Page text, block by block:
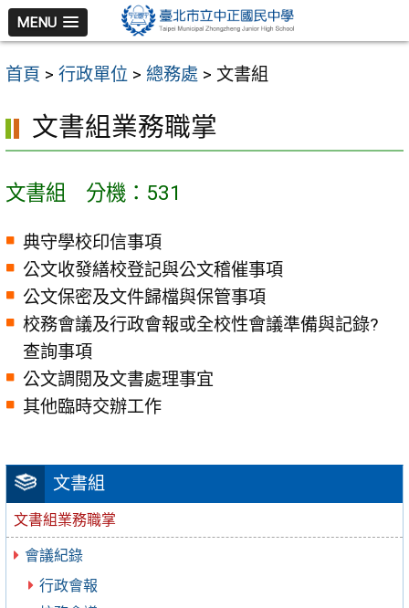
跳
至
主
內
容
區
MENU
首頁 > 行政單位 > 總務處 > 文書組
文書組
文書組業務職掌
會議紀錄
行政會報
文書組業務職掌
文書組 分機：531
典守學校印信事項
公文收發繕校登記與公文稽催事項
公文保密及文件歸檔與保管事項
校務會議及行政會報或全校性會議準備與記錄?
查詢事項
公文調閱及文書處理事宜
其他臨時交辦工作